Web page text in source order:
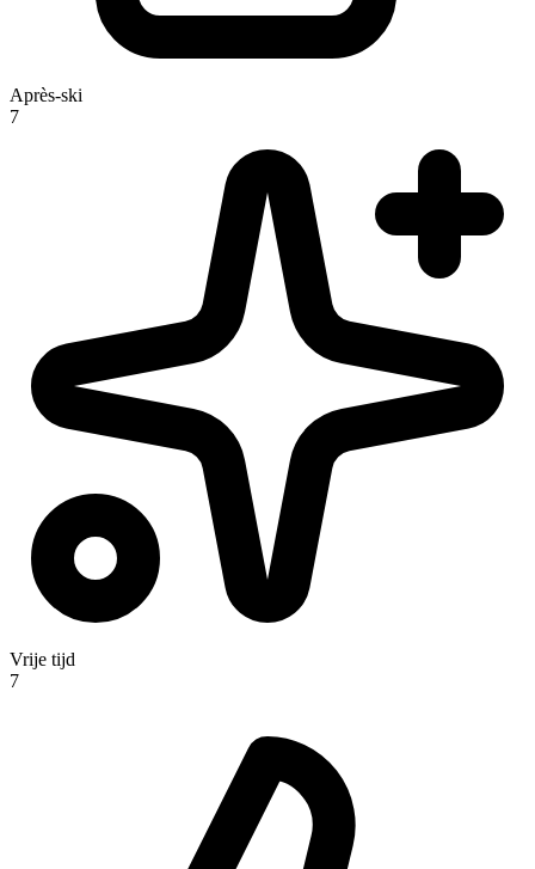
Après-ski
7
Vrije tijd
7